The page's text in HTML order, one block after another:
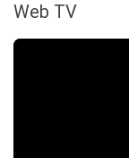
Web TV